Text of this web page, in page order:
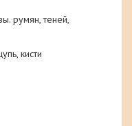
румян, теней,
кисти